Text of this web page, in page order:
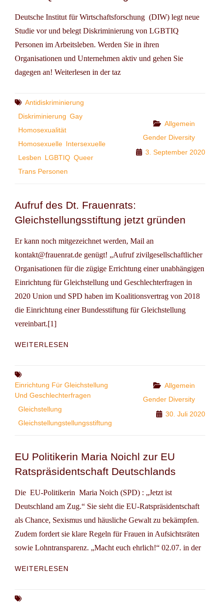
Deutsche Institut für Wirtschaftsforschung (DIW) legt neue
Studie vor und belegt Diskriminierung von LGBTIQ
Personen im Arbeitsleben. Werden Sie in ihren
Organisationen und Unternehmen aktiv und gehen Sie
dagegen an! Weiterlesen in der taz
Tags
Antidiskriminierung
Diskriminierung Gay
Homosexualität
Homosexuelle Intersexuelle
Lesben LGBTIQ Queer
Trans Personen
Categories
Allgemein
Gender Diversity
3. September 2020
Aufruf des Dt. Frauenrats:
Gleichstellungsstiftung jetzt gründen
Er kann noch mitgezeichnet werden, Mail an
kontakt@frauenrat.de genügt! „Aufruf zivilgesellschaftlicher
Organisationen für die zügige Errichtung einer unabhängigen
Einrichtung für Gleichstellung und Geschlechterfragen in
2020 Union und SPD haben im Koalitionsvertrag von 2018
die Einrichtung einer Bundesstiftung für Gleichstellung
vereinbart.[1]
WEITERLESEN
GLEICHSTELLUNGSSTIFTUNG
JETZT
Einrichtung Für Gleichstellung
Und Geschlechterfragen
Gleichstellung
Gleichstellungstellungsstiftung
Categories
Allgemein
Gender Diversity
30. Juli 2020
EU Politikerin Maria Noichl zur EU
Ratspräsidentschaft Deutschlands
Die EU-Politikerin Maria Noich (SPD) : „Jetzt ist
Deutschland am Zug.“ Sie sieht die EU-Ratspräsidentschaft
als Chance, Sexismus und häusliche Gewalt zu bekämpfen.
Zudem fordert sie klare Regeln für Frauen in Aufsichtsräten
sowie Lohntransparenz. „Macht euch ehrlich!“ 02.07. in der
WEITERLESEN